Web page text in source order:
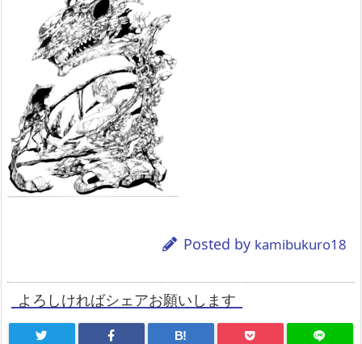
Posted by kamibukuro18
よろしければシェアお願いします
B!